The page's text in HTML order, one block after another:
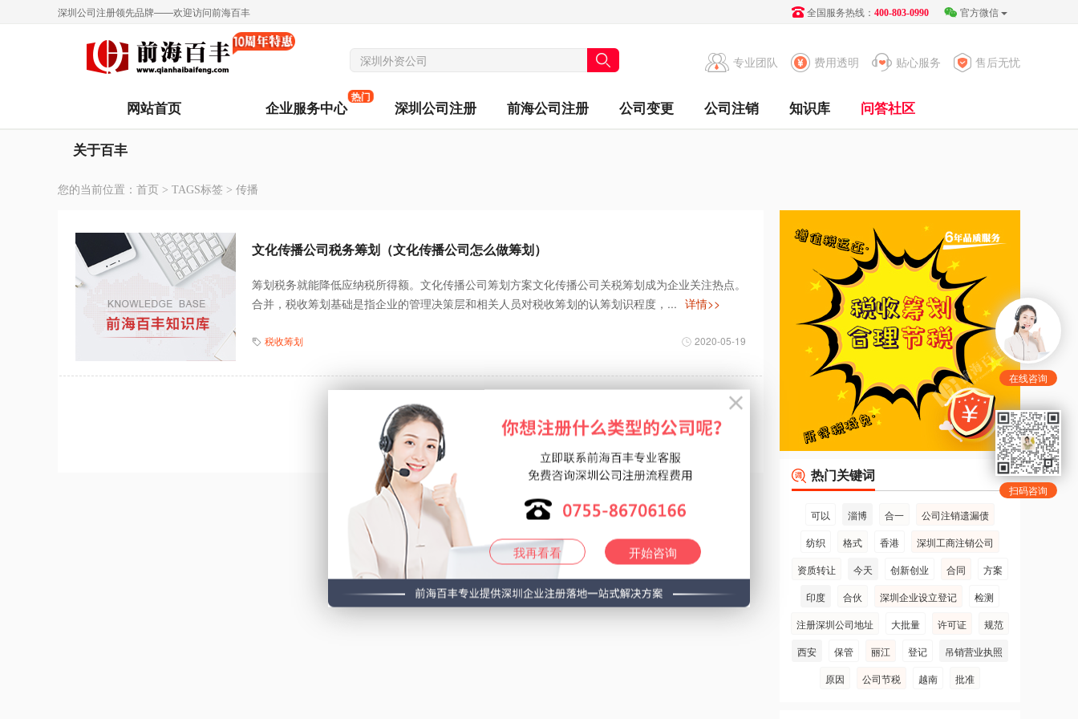
深圳公司注册领先品牌——欢迎访问前海百丰 全国服务热线： 400-803-0990 官方微信
售后无忧
贴心服务
费用透明
专业团队
网站首页 企业服务中心
热门
深圳公司注册 前海公司注册 公司变更 公司注销 知识库 问答社区
关于百丰
您的当前位置： 首页 > TAGS标签 > 传播
文化传播公司税务筹划（文化传播公司怎么做筹划）
筹划税务就能降低应纳税所得额。文化传播公司筹划方案文化传播公司关税筹划成为企业关注热点。
合并，税收筹划基础是指企业的管理决策层和相关人员对税收筹划的认筹划识程度，... 详情>>
税收筹划 2020-05-19
共1页1条记录
热门关键词
可以 淄博 合一
公司注销遗漏债
纺织
格式 香港
深圳工商注销公司
资质转让
今天 创新创业 合同
方案
印度
合伙 深圳企业设立登记
检测
注册深圳公司地址
大批量 许可证
规范
西安
保管 丽江 登记
吊销营业执照
原因
公司节税 越南 批准
在线咨询
扫码咨询
我再看看 开始咨询